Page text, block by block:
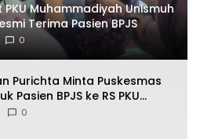
Terima Pasien BPJS
0
Purichta Minta Puskesmas
Pasien BPJS ke RS PKU
Unismuh Makassar
0